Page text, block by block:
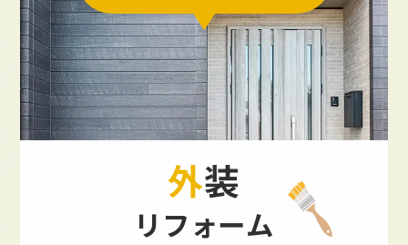
外装
リフォーム